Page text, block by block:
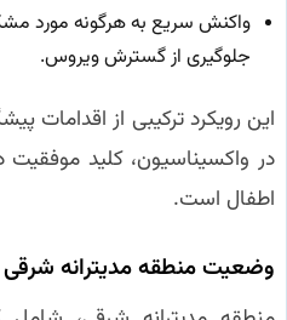
واکنش سریع به هرگونه مورد
جلوگیری از گسترش ویروس.
این رویکرد ترکیبی از اقدامات
در واکسیناسیون، کلید موفقیت
اطفال است.
وضعیت منطقه مدیترانه شرقی